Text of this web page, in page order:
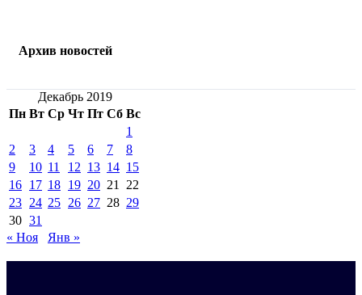
Архив новостей
Декабрь 2019
Пн Вт Ср Чт Пт Сб Вс
1
2
3 4 5 6 7
8
9
10 11 12 13 14 15
16 17 18 19 20 21
22
23 24 25 26 27 28 29
30 31
« Ноя
Янв »